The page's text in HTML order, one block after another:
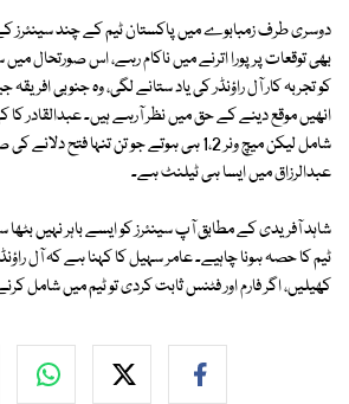
دوسری طرف زمبابوے میں پاکستان ٹیم کے چند سینئرز
بھی توقعات پر پورا اترنے میں ناکام رہے، اس صورتحال
کو تجربہ کار آل راؤنڈر کی یاد ستانے لگی، وہ جنوبی
شامل لیکن میچ ونر 1،2 ہی ہوتے جو تن تنہا
عبدالرزاق میں ایسا ہی ٹیلنٹ ہے۔
شاہد آفریدی کے مطابق آپ سینئرز کو ایسے باہر نہیں
ٹیم کا حصہ ہونا چاہیے۔ عامر سہیل کا کہنا ہے کہ آل
کھیلیں، اگر فارم اور فٹنس ثابت کردی تو ٹیم میں شامل